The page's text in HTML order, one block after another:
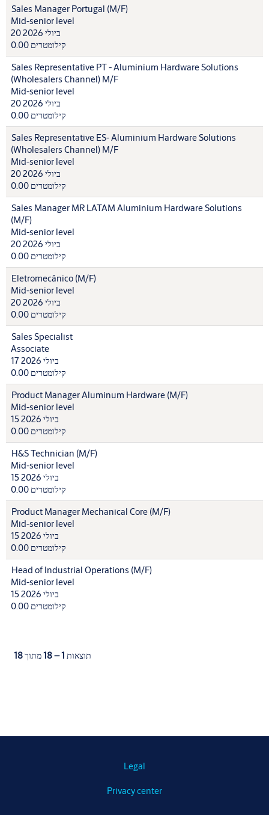
Sales Manager Portugal (M/F)
Mid-senior level
20 ביולי 2026
0.00 קילומטרים
Sales Representative PT - Aluminium Hardware Solutions
(Wholesalers Channel) M/F
Mid-senior level
20 ביולי 2026
0.00 קילומטרים
Sales Representative ES- Aluminium Hardware Solutions
(Wholesalers Channel) M/F
Mid-senior level
20 ביולי 2026
0.00 קילומטרים
Sales Manager MR LATAM Aluminium Hardware Solutions
(M/F)
Mid-senior level
20 ביולי 2026
0.00 קילומטרים
Eletromecânico (M/F)
Mid-senior level
20 ביולי 2026
0.00 קילומטרים
Sales Specialist
Associate
17 ביולי 2026
0.00 קילומטרים
Product Manager Aluminum Hardware (M/F)
Mid-senior level
15 ביולי 2026
0.00 קילומטרים
H&S Technician (M/F)
Mid-senior level
15 ביולי 2026
0.00 קילומטרים
Product Manager Mechanical Core (M/F)
Mid-senior level
15 ביולי 2026
0.00 קילומטרים
Head of Industrial Operations (M/F)
Mid-senior level
15 ביולי 2026
0.00 קילומטרים
תוצאות 1 – 18 מתוך18
Legal
Privacy center